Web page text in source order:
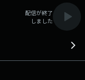
配信が終了
しました